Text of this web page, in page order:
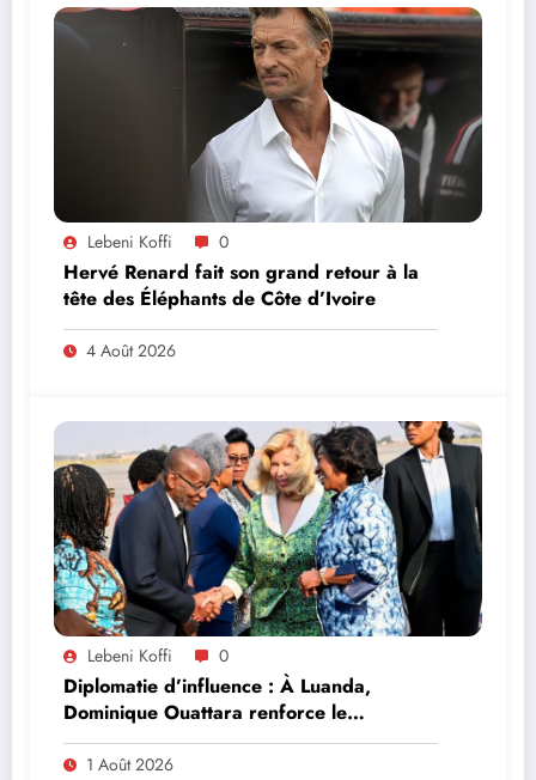
Lebeni Koffi 0
Hervé Renard fait son grand retour à la
tête des Éléphants de Côte d’Ivoire
4 Août 2026
Lebeni Koffi 0
Diplomatie d’influence : À Luanda,
Dominique Ouattara renforce le
leadership solidaire de la Côte d’Ivoire en
Afrique
1 Août 2026